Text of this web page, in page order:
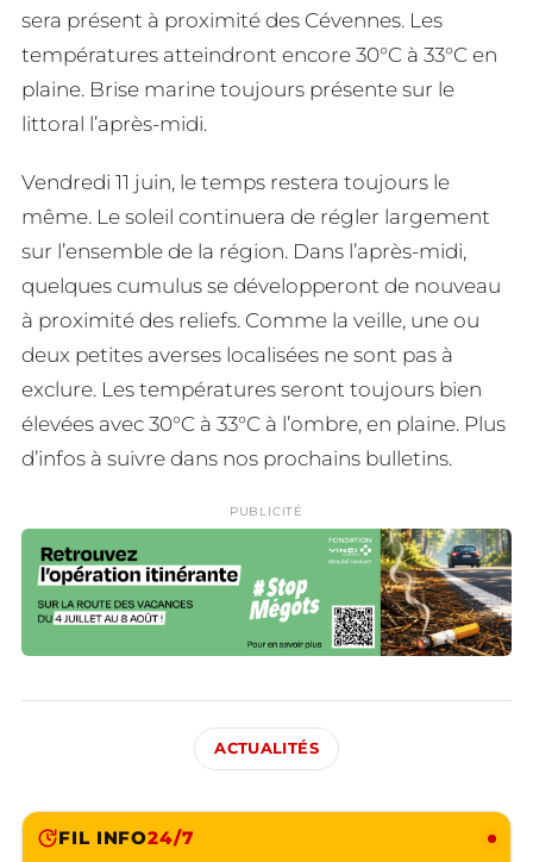
sera présent à proximité des Cévennes. Les
températures atteindront encore 30°C à 33°C en
plaine. Brise marine toujours présente sur le
littoral l’après-midi.
Vendredi 11 juin, le temps restera toujours le
même. Le soleil continuera de régler largement
sur l’ensemble de la région. Dans l’après-midi,
quelques cumulus se développeront de nouveau
à proximité des reliefs. Comme la veille, une ou
deux petites averses localisées ne sont pas à
exclure. Les températures seront toujours bien
élevées avec 30°C à 33°C à l’ombre, en plaine. Plus
d’infos à suivre dans nos prochains bulletins.
PUBLICITÉ
ACTUALITÉS
FIL INFO24/7